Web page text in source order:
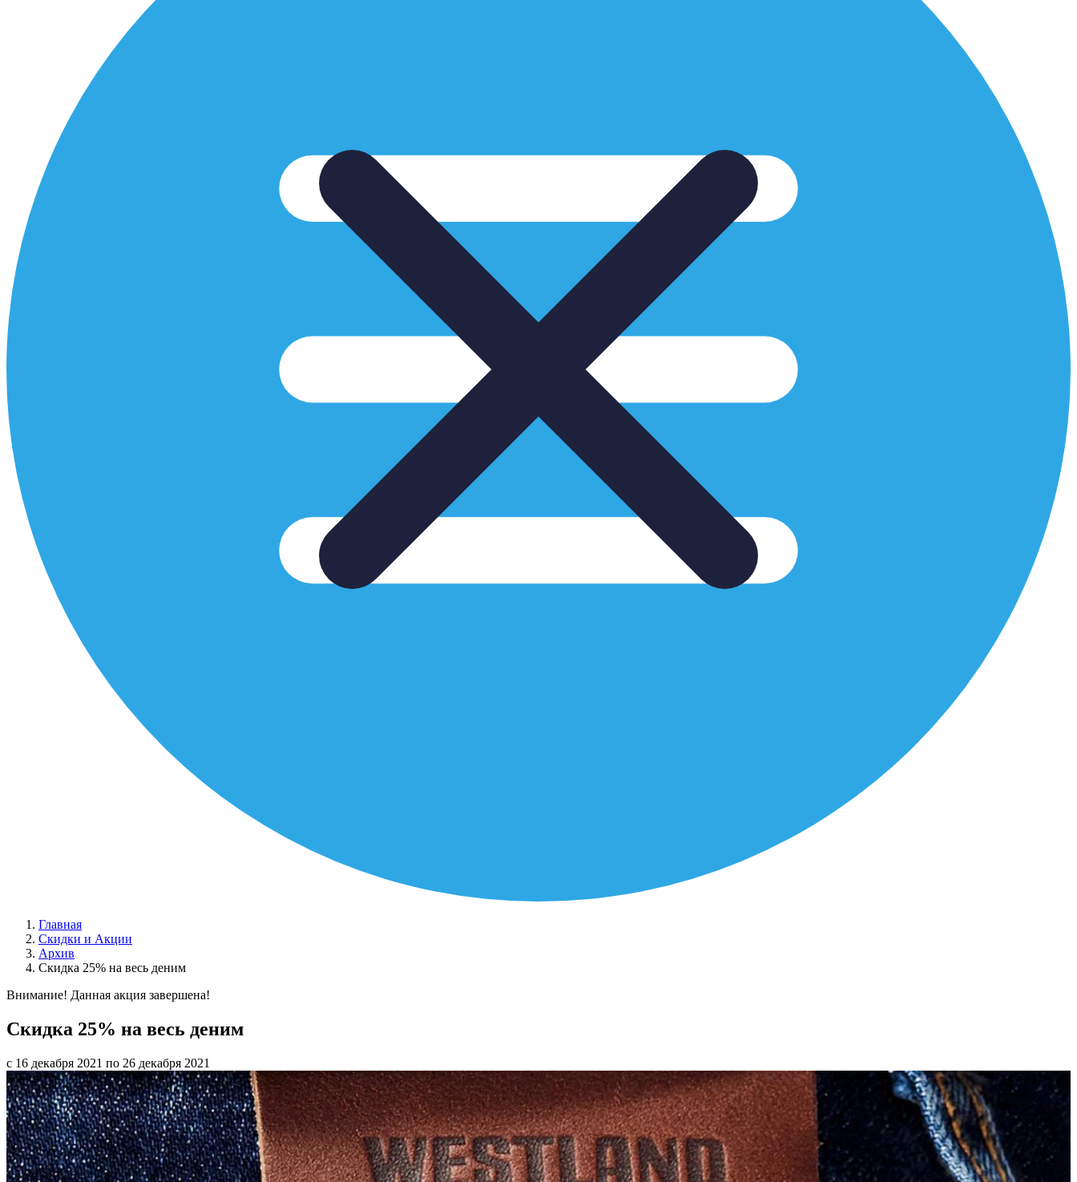
Главная
Скидки и Акции
Архив
Скидка 25% на весь деним
Внимание! Данная акция завершена!
Скидка 25% на весь деним
с 16 декабря 2021 по 26 декабря 2021